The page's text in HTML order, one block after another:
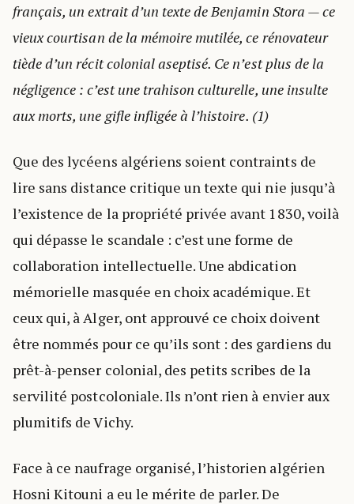
français, un extrait d’un texte de Benjamin Stora — ce
vieux courtisan de la mémoire mutilée, ce rénovateur
tiède d’un récit colonial aseptisé. Ce n’est plus de la
négligence : c’est une trahison culturelle, une insulte
aux morts, une gifle infligée à l’histoire. (1)
Que des lycéens algériens soient contraints de
lire sans distance critique un texte qui nie jusqu’à
l’existence de la propriété privée avant 1830, voilà
qui dépasse le scandale : c’est une forme de
collaboration intellectuelle. Une abdication
mémorielle masquée en choix académique. Et
ceux qui, à Alger, ont approuvé ce choix doivent
être nommés pour ce qu’ils sont : des gardiens du
prêt-à-penser colonial, des petits scribes de la
servilité postcoloniale. Ils n’ont rien à envier aux
plumitifs de Vichy.
Face à ce naufrage organisé, l’historien algérien
Hosni Kitouni a eu le mérite de parler. De